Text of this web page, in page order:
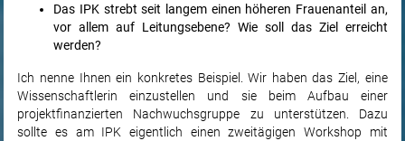
Das IPK strebt seit langem einen höheren Frauenanteil an,
vor allem auf Leitungsebene? Wie soll das Ziel erreicht
werden?
Ich nenne Ihnen ein konkretes Beispiel. Wir haben das Ziel, eine
Wissenschaftlerin einzustellen und sie beim Aufbau einer
projektfinanzierten Nachwuchsgruppe zu unterstützen. Dazu
sollte es am IPK eigentlich einen zweitägigen Workshop mit